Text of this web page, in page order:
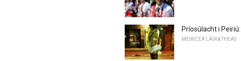
Príosúlacht i
MEIRICEÁ LÁIR & THEAS